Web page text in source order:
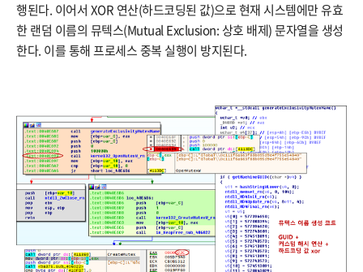
행된다. 이어서 XOR 연산(하드코딩된 값)으로 현재 시스템에만 유효
한 랜덤 이름의 뮤텍스(Mutual Exclusion: 상호 배제) 문자열을 생성
한다. 이를 통해 프로세스 중복 실행이 방지된다.